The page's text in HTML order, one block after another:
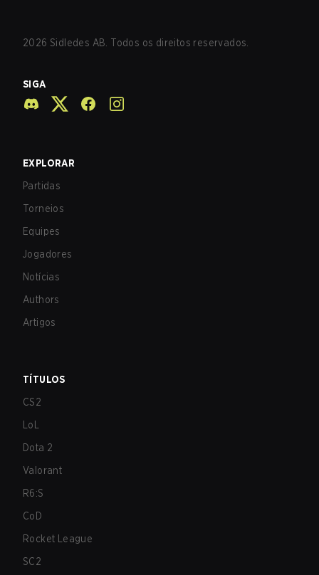
2026 Sidledes AB. Todos os direitos reservados.
SIGA
EXPLORAR
Partidas
Torneios
Equipes
Jogadores
Notícias
Authors
Artigos
TÍTULOS
CS2
LoL
Dota 2
Valorant
R6:S
CoD
Rocket League
SC2